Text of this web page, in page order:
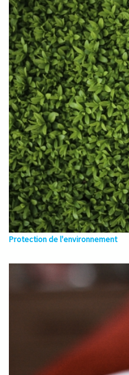
Protection de l'environnement